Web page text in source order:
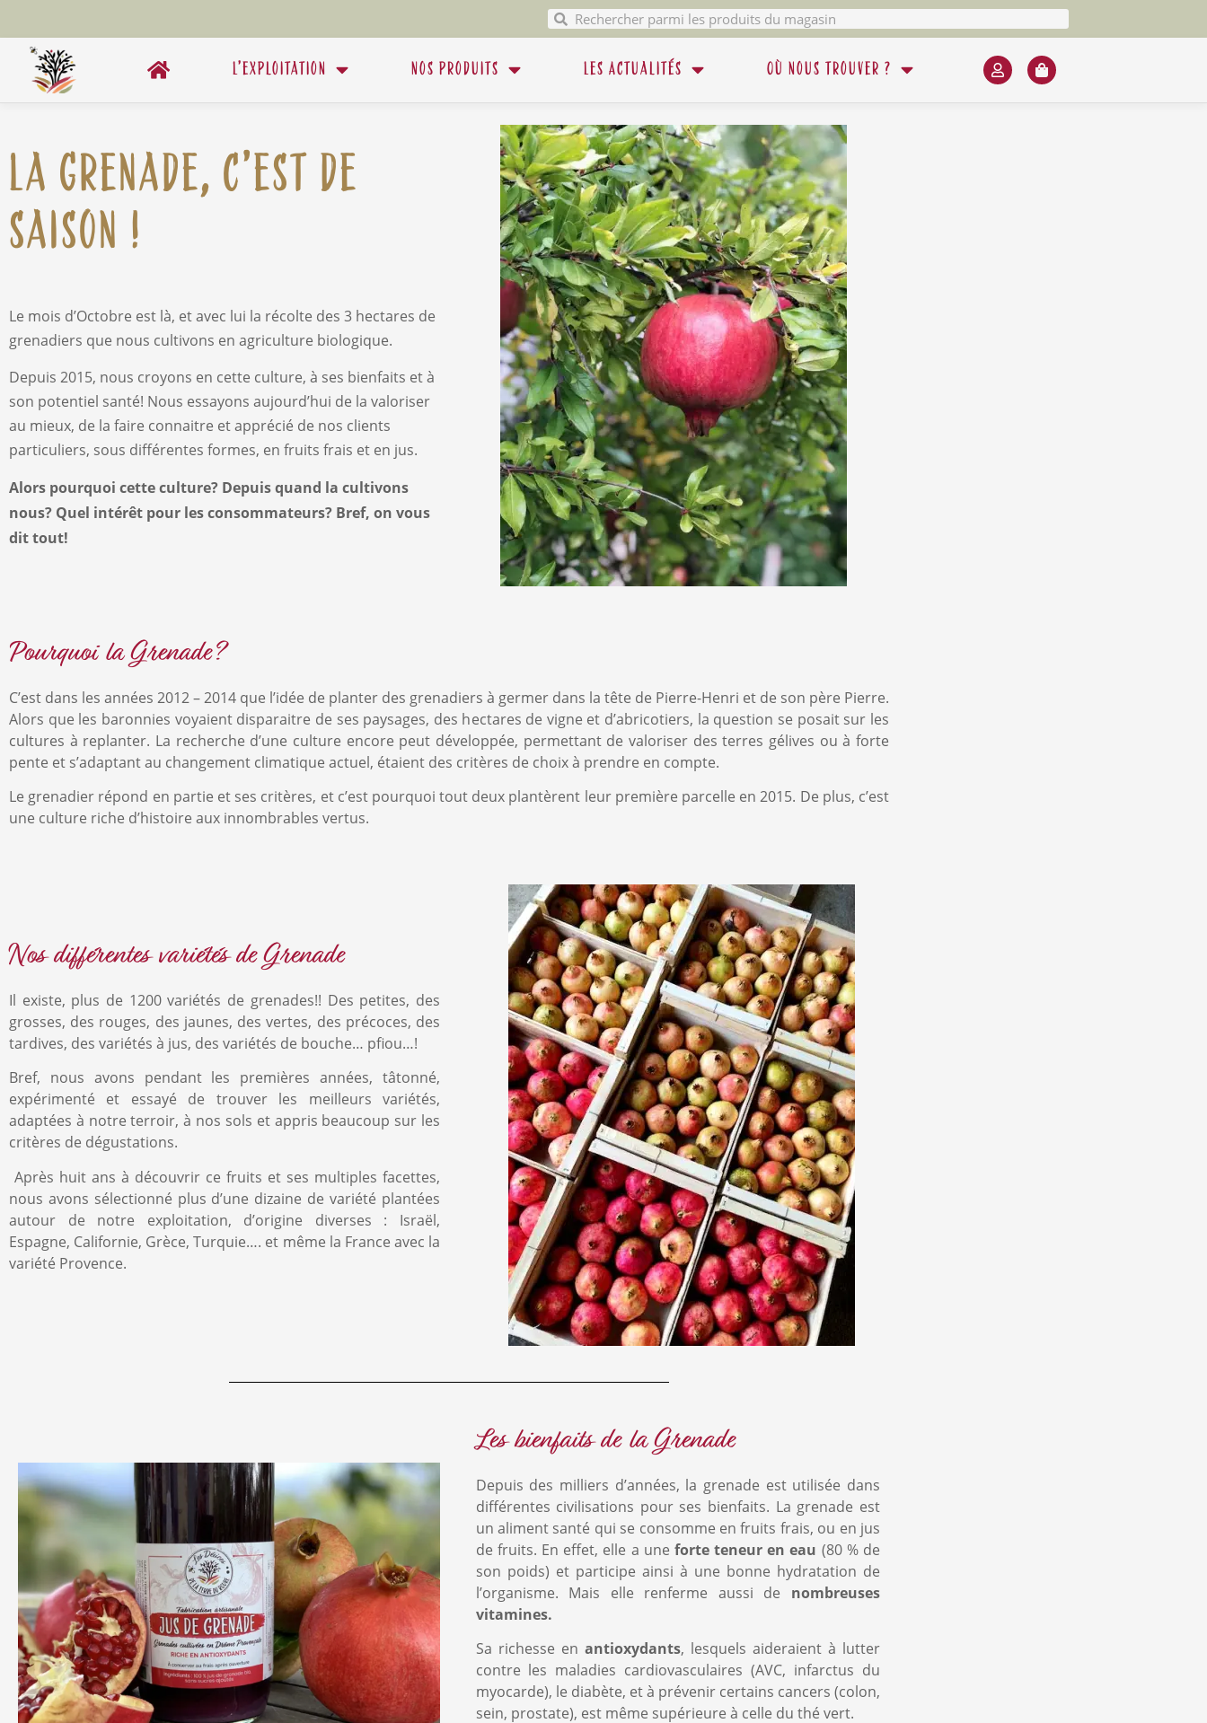
L’exploitation Nos produits Les Actualités Où nous trouver ?
La Grenade, c’est de
saison !
Le mois d’Octobre est là, et avec lui la récolte des 3 hectares de
grenadiers que nous cultivons en agriculture biologique.
Depuis 2015, nous croyons en cette culture, à ses bienfaits et à
son potentiel santé! Nous essayons aujourd’hui de la valoriser
au mieux, de la faire connaitre et apprécié de nos clients
particuliers, sous différentes formes, en fruits frais et en jus.
Alors pourquoi cette culture? Depuis quand la cultivons
nous? Quel intérêt pour les consommateurs? Bref, on vous
dit tout!
Pourquoi la Grenade?
C’est dans les années 2012 – 2014 que l’idée de planter des grenadiers à germer dans la tête de Pierre-Henri et de son père Pierre.
Alors que les baronnies voyaient disparaitre de ses paysages, des hectares de vigne et d’abricotiers, la question se posait sur les
cultures à replanter. La recherche d’une culture encore peut développée, permettant de valoriser des terres gélives ou à forte
pente et s’adaptant au changement climatique actuel, étaient des critères de choix à prendre en compte.
Le grenadier répond en partie et ses critères, et c’est pourquoi tout deux plantèrent leur première parcelle en 2015. De plus, c’est
une culture riche d’histoire aux innombrables vertus.
Nos différentes variétés de Grenade
Il existe, plus de 1200 variétés de grenades!! Des petites, des
grosses, des rouges, des jaunes, des vertes, des précoces, des
tardives, des variétés à jus, des variétés de bouche… pfiou…!
Bref, nous avons pendant les premières années, tâtonné,
expérimenté et essayé de trouver les meilleurs variétés,
adaptées à notre terroir, à nos sols et appris beaucoup sur les
critères de dégustations.
Après huit ans à découvrir ce fruits et ses multiples facettes,
nous avons sélectionné plus d’une dizaine de variété plantées
autour de notre exploitation, d’origine diverses : Israël,
Espagne, Californie, Grèce, Turquie…. et même la France avec la
variété Provence.
Les bienfaits de la Grenade
Depuis des milliers d’années, la grenade est utilisée dans
différentes civilisations pour ses bienfaits. La grenade est
un aliment santé qui se consomme en fruits frais, ou en jus
de fruits. En effet, elle a une forte teneur en eau (80 % de
son poids) et participe ainsi à une bonne hydratation de
l’organisme. Mais elle renferme aussi de nombreuses
vitamines.
Sa richesse en antioxydants, lesquels aideraient à lutter
contre les maladies cardiovasculaires (AVC, infarctus du
myocarde), le diabète, et à prévenir certains cancers (colon,
sein, prostate), est même supérieure à celle du thé vert.
Ne manquez pas nos dernières actus !
Recevez mensuellement nos recettes, fruits de saisons, actualités et parfois
même nos promotions !
Promis, pas de spams, votre adresse est conservée demanière sécurisée et ne sera
jamais revendue ! Consultez notre politique de confidentialité pour plus
d’informations.
En cochant cette case, vous comprenez que vous vous inscrivez à notre lettre
d'informations